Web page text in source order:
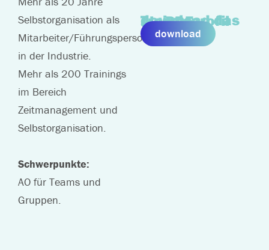
Selbstorganisation als
Mitarbeiter/Führungsperson
in der Industrie.
Mehr als 200 Trainings
im Bereich
Zeitmanagement und
Selbstorganisation.
Schwerpunkte:
AO für Teams und
Gruppen.
download das Trainerprofil als PDF
download